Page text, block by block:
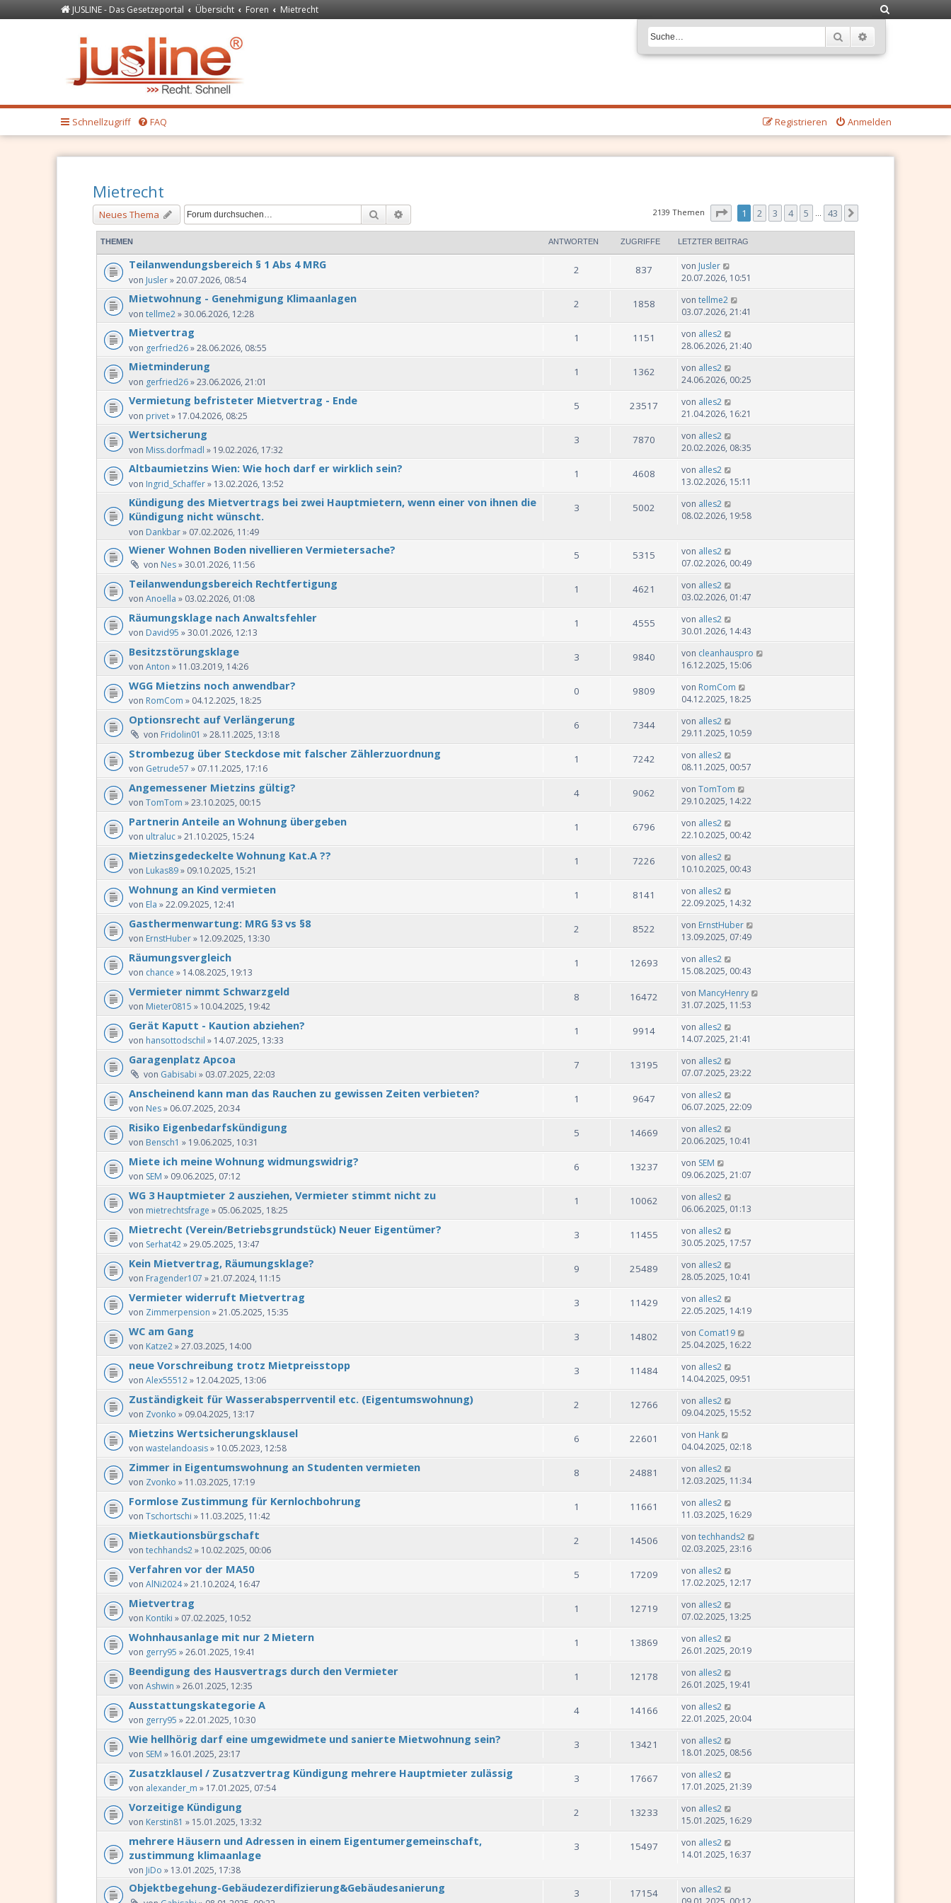
JUSLINE - Das Gesetzeportal Übersicht Foren Mietrecht
Suche
Schnellzugriff FAQ Anmelden
Registrieren
Mietrecht
Neues Thema Suche 2139 Themen Seite von
1 2 3 4 5 … 43
THEMEN ANTWORTEN ZUGRIFFE LETZTER BEITRAG
Teilanwendungsbereich § 1 Abs 4 MRG
von Jusler» 20.07.2026, 08:54
2 837 von Jusler
20.07.2026, 10:51
Mietwohnung - Genehmigung Klimaanlagen
von tellme2» 30.06.2026, 12:28
2 1858 von tellme2
03.07.2026, 21:41
Mietvertrag
von gerfried26» 28.06.2026, 08:55
1 1151 von alles2
28.06.2026, 21:40
Mietminderung
von gerfried26» 23.06.2026, 21:01
1 1362 von alles2
24.06.2026, 00:25
Vermietung befristeter Mietvertrag - Ende
von privet» 17.04.2026, 08:25
5 23517 von alles2
21.04.2026, 16:21
Wertsicherung
von Miss.dorfmadl » 19.02.2026, 17:32
3 7870 von alles2
20.02.2026, 08:35
Altbaumietzins Wien: Wie hoch darf er wirklich sein?
von Ingrid_Schaffer» 13.02.2026, 13:52
1 4608 von alles2
13.02.2026, 15:11
Kündigung des Mietvertrags bei zwei Hauptmietern, wenn einer von ihnen die
Kündigung nicht wünscht.
von Dankbar» 07.02.2026, 11:49
3 5002 von alles2
08.02.2026, 19:58
Wiener Wohnen Boden nivellieren Vermietersache?
von Nes» 30.01.2026, 11:56
5 5315 von alles2
07.02.2026, 00:49
Teilanwendungsbereich Rechtfertigung
von Anoella » 03.02.2026, 01:08
1 4621 von alles2
03.02.2026, 01:47
Räumungsklage nach Anwaltsfehler
von David95 » 30.01.2026, 12:13
1 4555 von alles2
30.01.2026, 14:43
Besitzstörungsklage
von Anton » 11.03.2019, 14:26
3 9840 von cleanhauspro
16.12.2025, 15:06
WGG Mietzins noch anwendbar?
von RomCom » 04.12.2025, 18:25
0 9809 von RomCom
04.12.2025, 18:25
Optionsrecht auf Verlängerung
von Fridolin01 » 28.11.2025, 13:18
6 7344 von alles2
29.11.2025, 10:59
Strombezug über Steckdose mit falscher Zählerzuordnung
von Getrude57 » 07.11.2025, 17:16
1 7242 von alles2
08.11.2025, 00:57
Angemessener Mietzins gültig?
von TomTom » 23.10.2025, 00:15
4 9062 von TomTom
29.10.2025, 14:22
Partnerin Anteile an Wohnung übergeben
von ultraluc» 21.10.2025, 15:24
1 6796 von alles2
22.10.2025, 00:42
Mietzinsgedeckelte Wohnung Kat.A ??
von Lukas89» 09.10.2025, 15:21
1 7226 von alles2
10.10.2025, 00:43
Wohnung an Kind vermieten
von Ela » 22.09.2025, 12:41
1 8141 von alles2
22.09.2025, 14:32
Gasthermenwartung: MRG §3 vs §8
von ErnstHuber» 12.09.2025, 13:30
2 8522 von ErnstHuber
13.09.2025, 07:49
Räumungsvergleich
von chance » 14.08.2025, 19:13
1 12693 von alles2
15.08.2025, 00:43
Vermieter nimmt Schwarzgeld
von Mieter0815 » 10.04.2025, 19:42
8 16472 von MancyHenry
31.07.2025, 11:53
Gerät Kaputt - Kaution abziehen?
von hansottodschil » 14.07.2025, 13:33
1 9914 von alles2
14.07.2025, 21:41
Garagenplatz Apcoa
von Gabisabi » 03.07.2025, 22:03
7 13195 von alles2
07.07.2025, 23:22
Anscheinend kann man das Rauchen zu gewissen Zeiten verbieten?
von Nes» 06.07.2025, 20:34
1 9647 von alles2
06.07.2025, 22:09
Risiko Eigenbedarfskündigung
von Bensch1 » 19.06.2025, 10:31
5 14669 von alles2
20.06.2025, 10:41
Miete ich meine Wohnung widmungswidrig?
von SEM » 09.06.2025, 07:12
6 13237 von SEM
09.06.2025, 21:07
WG 3 Hauptmieter 2 ausziehen, Vermieter stimmt nicht zu
von mietrechtsfrage » 05.06.2025, 18:25
1 10062 von alles2
06.06.2025, 01:13
Mietrecht (Verein/Betriebsgrundstück) Neuer Eigentümer?
von Serhat42» 29.05.2025, 13:47
3 11455 von alles2
30.05.2025, 17:57
Kein Mietvertrag, Räumungsklage?
von Fragender107 » 21.07.2024, 11:15
9 25489 von alles2
28.05.2025, 10:41
Vermieter widerruft Mietvertrag
von Zimmerpension » 21.05.2025, 15:35
3 11429 von alles2
22.05.2025, 14:19
WC am Gang
von Katze2» 27.03.2025, 14:00
3 14802 von Comat19
25.04.2025, 16:22
neue Vorschreibung trotz Mietpreisstopp
von Alex55512» 12.04.2025, 13:06
3 11484 von alles2
14.04.2025, 09:51
Zuständigkeit für Wasserabsperrventil etc. (Eigentumswohnung)
von Zvonko » 09.04.2025, 13:17
2 12766 von alles2
09.04.2025, 15:52
Mietzins Wertsicherungsklausel
von wastelandoasis» 10.05.2023, 12:58
6 22601 von Hank
04.04.2025, 02:18
Zimmer in Eigentumswohnung an Studenten vermieten
von Zvonko » 11.03.2025, 17:19
8 24881 von alles2
12.03.2025, 11:34
Formlose Zustimmung für Kernlochbohrung
von Tschortschi » 11.03.2025, 11:42
1 11661 von alles2
11.03.2025, 16:29
Mietkautionsbürgschaft
von techhands2» 10.02.2025, 00:06
2 14506 von techhands2
02.03.2025, 23:16
Verfahren vor der MA50
von AlNi2024» 21.10.2024, 16:47
5 17209 von alles2
17.02.2025, 12:17
Mietvertrag
von Kontiki » 07.02.2025, 10:52
1 12719 von alles2
07.02.2025, 13:25
Wohnhausanlage mit nur 2 Mietern
von gerry95 » 26.01.2025, 19:41
1 13869 von alles2
26.01.2025, 20:19
Beendigung des Hausvertrags durch den Vermieter
von Ashwin » 26.01.2025, 12:35
1 12178 von alles2
26.01.2025, 19:41
Ausstattungskategorie A
von gerry95 » 22.01.2025, 10:30
4 14166 von alles2
22.01.2025, 20:04
Wie hellhörig darf eine umgewidmete und sanierte Mietwohnung sein?
von SEM » 16.01.2025, 23:17
3 13421 von alles2
18.01.2025, 08:56
Zusatzklausel / Zusatzvertrag Kündigung mehrere Hauptmieter zulässig
von alexander_m » 17.01.2025, 07:54
3 17667 von alles2
17.01.2025, 21:39
Vorzeitige Kündigung
von Kerstin81 » 15.01.2025, 13:32
2 13233 von alles2
15.01.2025, 16:29
mehrere Häusern und Adressen in einem Eigentumergemeinschaft,
zustimmung klimaanlage
von JiDo » 13.01.2025, 17:38
3 15497 von alles2
14.01.2025, 16:37
Objektbegehung-Gebäudezerdifizierung&Gebäudesanierung 3 17154 von alles2